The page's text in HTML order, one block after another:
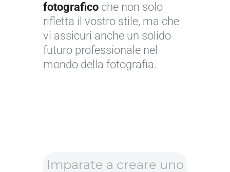
fotografico che non solo
rifletta il vostro stile, ma che
vi assicuri anche un solido
futuro professionale nel
mondo della fotografia.
Imparate a creare uno